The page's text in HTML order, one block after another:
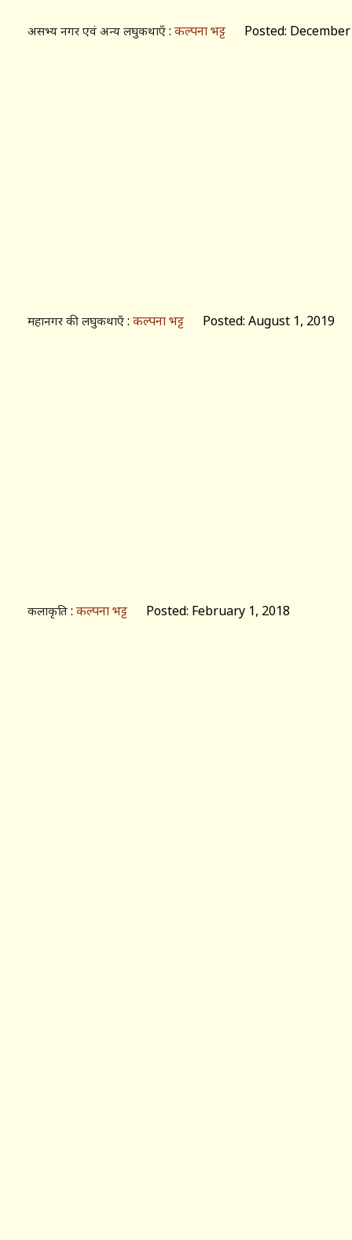
असभ्य नगर एवं अन्य लघुकथाएँ : कल्पना भट्ट Posted: December
महानगर की लघुकथाएँ : कल्पना भट्ट Posted: August 1, 2019
कलाकृति : कल्पना भट्ट Posted: February 1, 2018